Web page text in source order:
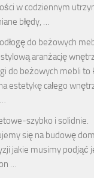
w codziennym
błędy, …
do beżowych
aranżację
do beżowych mebli
estetykę całego
szybko i solidnie.
się na budowę
jakie musimy podjąć
…